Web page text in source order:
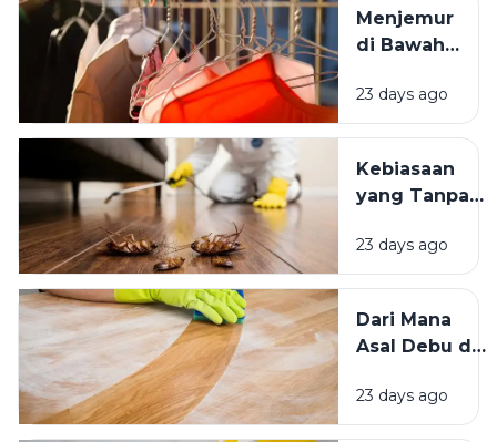
Tinggal yang
Bersih
Kesejahteraan
Kita?
Menjemur
di Bawah
atau Di
Tempat
Mana yang
Lebih
23 days ago
Kebiasaan
yang Tanpa
Mengundang
Kecoak,
Hama
Lainnya Ke
23 days ago
Dari Mana
Asal Debu di
Kenali
Penyebab
23 days ago